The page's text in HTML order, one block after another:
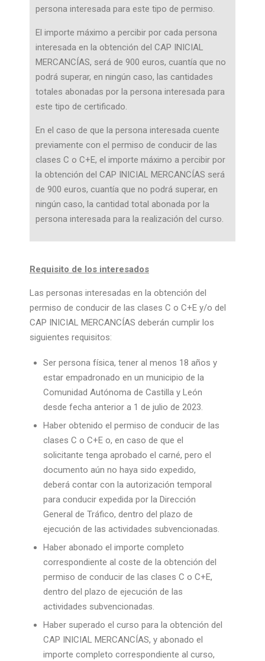
persona interesada para este tipo de permiso.
El importe máximo a percibir por cada persona
interesada en la obtención del CAP INICIAL
MERCANCÍAS, será de 900 euros, cuantía que no
podrá superar, en ningún caso, las cantidades
totales abonadas por la persona interesada para
este tipo de certificado.
En el caso de que la persona interesada cuente
previamente con el permiso de conducir de las
clases C o C+E, el importe máximo a percibir por
la obtención del CAP INICIAL MERCANCÍAS será
de 900 euros, cuantía que no podrá superar, en
ningún caso, la cantidad total abonada por la
persona interesada para la realización del curso.
Requisito de los interesados
Las personas interesadas en la obtención del
permiso de conducir de las clases C o C+E y/o del
CAP INICIAL MERCANCÍAS deberán cumplir los
siguientes requisitos:
Ser persona física, tener al menos 18 años y
estar empadronado en un municipio de la
Comunidad Autónoma de Castilla y León
desde fecha anterior a 1 de julio de 2023.
Haber obtenido el permiso de conducir de las
clases C o C+E o, en caso de que el
solicitante tenga aprobado el carné, pero el
documento aún no haya sido expedido,
deberá contar con la autorización temporal
para conducir expedida por la Dirección
General de Tráfico, dentro del plazo de
ejecución de las actividades subvencionadas.
Haber abonado el importe completo
correspondiente al coste de la obtención del
permiso de conducir de las clases C o C+E,
dentro del plazo de ejecución de las
actividades subvencionadas.
Haber superado el curso para la obtención del
CAP INICIAL MERCANCÍAS, y abonado el
importe completo correspondiente al curso,